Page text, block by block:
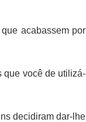
acabassem por
que você de utilizá-
decidiram dar-lhe